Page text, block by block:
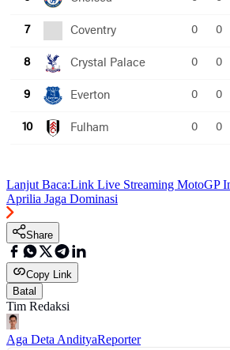
Lanjut Baca:Link Live Streaming MotoGP
Aprilia Jaga Dominasi
Share
Copy Link
Batal
Tim Redaksi
Aga Deta AndityaReporter